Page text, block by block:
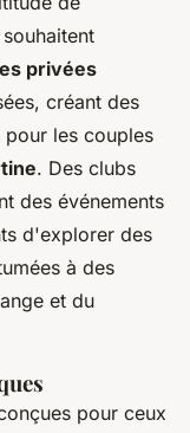
privées
créant des
pour les couples
. Des clubs
des événements
d'explorer des
à des
et du
pour ceux